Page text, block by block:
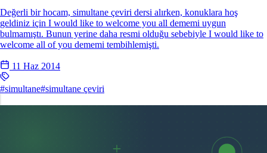
Değerli bir hocam, simultane çeviri dersi alırken, konuklara hoş
geldiniz için I would like to welcome you all dememi uygun
bulmamıştı. Bunun yerine daha resmi olduğu sebebiyle I would like to
welcome all of you dememi tembihlemişti.
11 Haz 2014
#simultane#simultane çeviri